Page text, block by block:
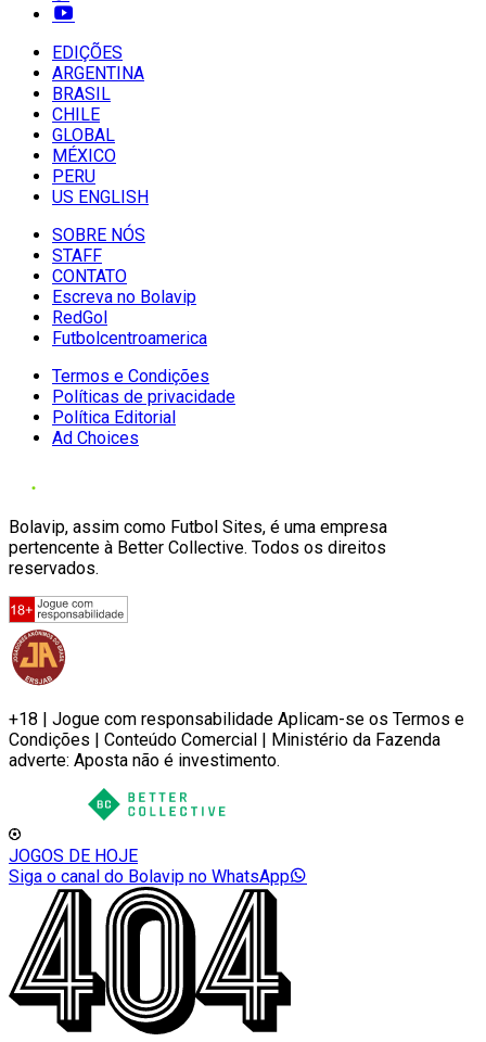
EDIÇÕES
ARGENTINA
BRASIL
CHILE
GLOBAL
MÉXICO
PERU
US ENGLISH
SOBRE NÓS
STAFF
CONTATO
Escreva no Bolavip
RedGol
Futbolcentroamerica
Termos e Condições
Políticas de privacidade
Política Editorial
Ad Choices
Bolavip, assim como Futbol Sites, é uma empresa
pertencente à Better Collective. Todos os direitos
reservados.
+18 | Jogue com responsabilidade Aplicam-se os Termos e
Condições | Conteúdo Comercial | Ministério da Fazenda
adverte: Aposta não é investimento.
JOGOS DE HOJE
Siga o canal do Bolavip no WhatsApp